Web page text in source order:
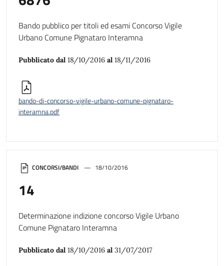
CONCORSI/BANDI 18/10/2016
14
Determinazione indizione concorso Vigile Urbano
Comune Pignataro Interamna
Pubblicato dal 18/10/2016 al 31/07/2017
Bando pubblico per titoli ed esami Concorso Vigile
Urbano Comune Pignataro Interamna
Pubblicato dal 18/10/2016 al 18/11/2016
bando-di-concorso-vigile-urbano-comune-pignataro-
interamna.pdf